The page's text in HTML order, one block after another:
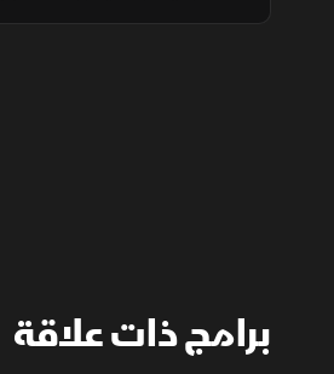
استراتيجيا يجمع بين
برامج ذات علاقة